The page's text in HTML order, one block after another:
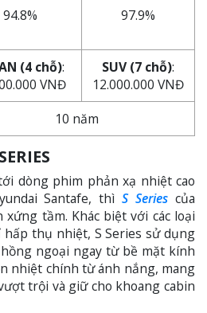
94.8% 97.9%
(4 chỗ):
VNĐ
SUV (7 chỗ):
12.000.000 VNĐ
10 năm
dòng phim phản xạ nhiệt cao
Santafe, thìS Series của
xứng tầm. Khác biệt với các loại
thụ nhiệt, S Series sử dụng
ngoại ngay từ bề mặt kính
nhiệt chính từ ánh nắng, mang
trội và giữ cho khoang cabin